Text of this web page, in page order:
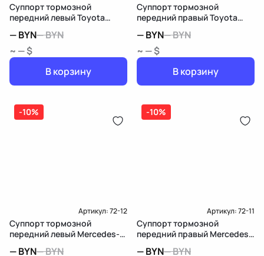
Суппорт тормозной
передний левый Toyota
—BYN—BYN
~ — $
В корзину
Суппорт тормозной
передний правый Toyota
—BYN—BYN
~ — $
В корзину
-10%
Артикул:72-12
Суппорт тормозной
передний левый Mercedes-
—BYN—BYN
-10%
Артикул:72-11
Суппорт тормозной
передний правый Mercedes-
—BYN—BYN